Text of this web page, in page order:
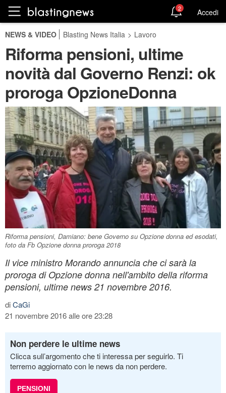
2 Accedi
NEWS & VIDEO Blasting News Italia > Lavoro
Riforma pensioni, ultime
novità dal Governo Renzi: ok
proroga OpzioneDonna
Riforma pensioni, Damiano: bene Governo su Opzione donna ed esodati,
foto da Fb Opzione donna proroga 2018
Il vice ministro Morando annuncia che ci sarà la
proroga di Opzione donna nell'ambito della riforma
pensioni, ultime news 21 novembre 2016.
diCaGi
21 novembre 2016 alle ore 23:28
Non perdere le ultime news
Clicca sull’argomento che ti interessa per seguirlo. Ti
terremo aggiornato con le news da non perdere.
PENSIONI